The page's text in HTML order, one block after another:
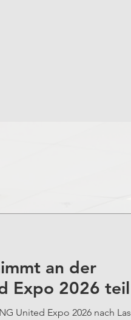
an der
Expo 2026 teil
United Expo 2026 nach Las